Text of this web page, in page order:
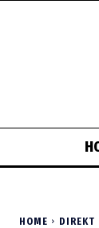
HOME DIREKT